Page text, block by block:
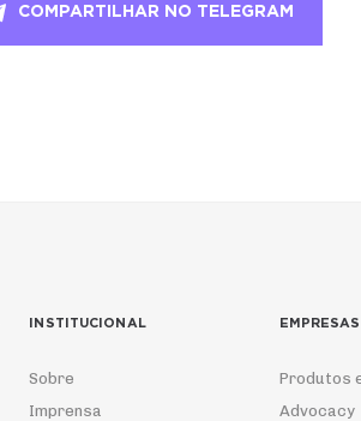
COMPARTILHAR NO TELEGRAM
INSTITUCIONAL
Sobre
Imprensa
EMPRESAS
Produtos
Advocacy